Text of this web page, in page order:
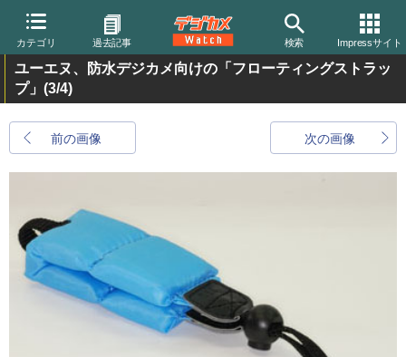
カテゴリ 過去記事 検索 Impressサイト
ユーエヌ、防水デジカメ向けの「フローティングストラッ
プ」 (3/4)
前の画像 次の画像